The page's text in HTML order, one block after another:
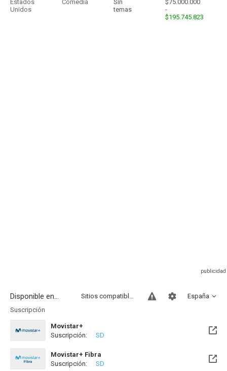
Estados
Unidos
Comedia
Sin
temas
$75.000.000
-
$195.745.823
Disponible en... España
Sitios compatibles
Suscripción
Movistar+
Disponible hasta el Lun, 10 Ago 2026 (Quedan 2 días)
Suscripción: SD
Movistar+ Fibra
Disponible hasta el Lun, 10 Ago 2026 (Quedan 2 días)
Suscripción: SD